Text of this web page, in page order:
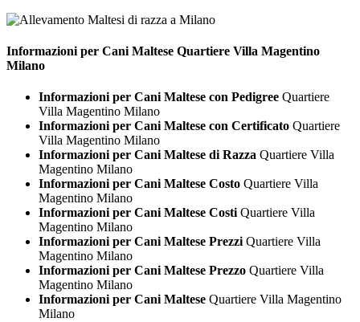
Informazioni per Cani Maltese Quartiere Villa Magentino
Milano
Informazioni per Cani Maltese con Pedigree Quartiere
Villa Magentino Milano
Informazioni per Cani Maltese con Certificato Quartiere
Villa Magentino Milano
Informazioni per Cani Maltese di Razza Quartiere Villa
Magentino Milano
Informazioni per Cani Maltese Costo Quartiere Villa
Magentino Milano
Informazioni per Cani Maltese Costi Quartiere Villa
Magentino Milano
Informazioni per Cani Maltese Prezzi Quartiere Villa
Magentino Milano
Informazioni per Cani Maltese Prezzo Quartiere Villa
Magentino Milano
Informazioni per Cani Maltese Quartiere Villa Magentino
Milano